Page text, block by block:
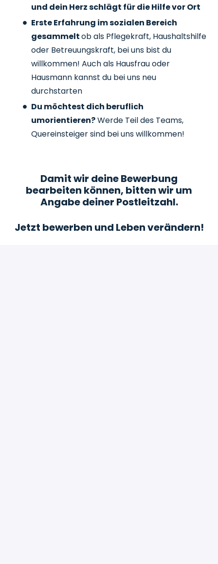
und dein Herz schlägt für die Hilfe vor Ort
Erste Erfahrung im sozialen Bereich
gesammeltob als Pflegekraft, Haushaltshilfe
oder Betreuungskraft, bei uns bist du
willkommen! Auch als Hausfrau oder
Hausmann kannst du bei uns neu
durchstarten
Du möchtest dich beruflich
umorientieren?Werde Teil des Teams,
Quereinsteiger sind bei uns willkommen!
Damit wir deine Bewerbung
bearbeiten können, bitten wir um
Angabe deiner Postleitzahl.
Jetzt bewerben und Leben verändern!